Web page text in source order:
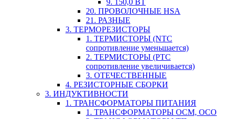
9. 150,0 ВТ
20. ПРОВОЛОЧНЫЕ HSA
21. РАЗНЫЕ
3. ТЕРМОРЕЗИСТОРЫ
1. ТЕРМИСТОРЫ (NTC
сопротивление уменьшается)
2. ТЕРМИСТОРЫ (PTC
сопротивление увеличивается)
3. ОТЕЧЕСТВЕННЫЕ
4. РЕЗИСТОРНЫЕ СБОРКИ
3. ИНДУКТИВНОСТИ
1. ТРАНСФОРМАТОРЫ ПИТАНИЯ
1. ТРАНСФОРМАТОРЫ ОСМ, ОСО